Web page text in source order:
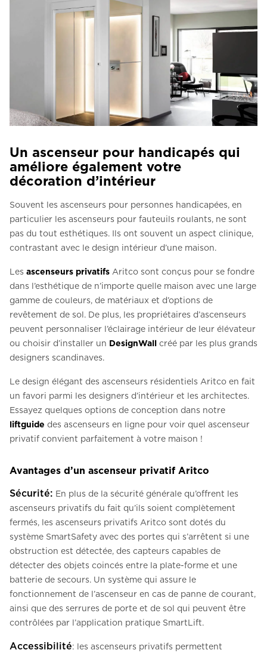
Un ascenseur pour handicapés qui
améliore également votre
décoration d’intérieur
Souvent les ascenseurs pour personnes handicapées, en
particulier les ascenseurs pour fauteuils roulants, ne sont
pas du tout esthétiques. Ils ont souvent un aspect clinique,
contrastant avec le design intérieur d’une maison.
Les ascenseurs privatifs Aritco sont conçus pour se fondre
dans l’esthétique de n’importe quelle maison avec une large
gamme de couleurs, de matériaux et d’options de
revêtement de sol. De plus, les propriétaires d’ascenseurs
peuvent personnaliser l’éclairage intérieur de leur élévateur
ou choisir d’installer un DesignWall créé par les plus grands
designers scandinaves.
Le design élégant des ascenseurs résidentiels Aritco en fait
un favori parmi les designers d’intérieur et les architectes.
Essayez quelques options de conception dans notre
liftguide des ascenseurs en ligne pour voir quel ascenseur
privatif convient parfaitement à votre maison !
Avantages d’un ascenseur privatif Aritco
Sécurité: En plus de la sécurité générale qu’offrent les
ascenseurs privatifs du fait qu’ils soient complètement
fermés, les ascenseurs privatifs Aritco sont dotés du
système SmartSafety avec des portes qui s’arrêtent si une
obstruction est détectée, des capteurs capables de
détecter des objets coincés entre la plate-forme et une
batterie de secours. Un système qui assure le
fonctionnement de l’ascenseur en cas de panne de courant,
ainsi que des serrures de porte et de sol qui peuvent être
contrôlées par l’application pratique SmartLift.
Accessibilité: les ascenseurs privatifs permettent